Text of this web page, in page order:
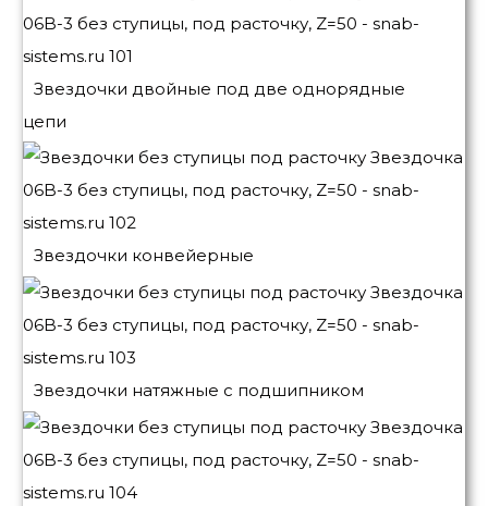
Звездочки двойные под две однорядные
цепи
Звездочки конвейерные
Звездочки натяжные с подшипником